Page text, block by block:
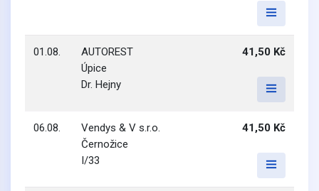
01.08.
AUTOREST
Úpice
Dr. Hejny
41,50 Kč
06.08.
Vendys & V s.r.o.
Černožice
I/33
41,50 Kč